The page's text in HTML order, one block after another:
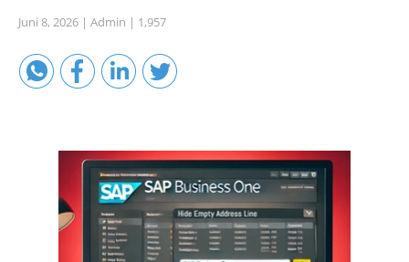
Technical
Juni 8, 2026 | Admin | 1,957